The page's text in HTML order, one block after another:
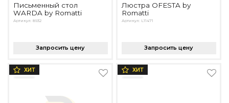
Письменный стол
WARDA by Romatti
Артикул: 8932
Запросить цену
Люстра OFESTA by
Romatti
Артикул: L11471
Запросить цену
ХИТ ХИТ